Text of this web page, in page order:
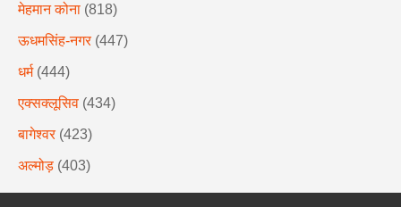
मेहमान कोना (818)
ऊधमसिंह-नगर (447)
धर्म (444)
एक्सक्लूसिव (434)
बागेश्वर (423)
अल्मोड़ (403)